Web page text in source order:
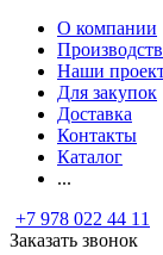
О компании
Наши
Для закупок
Доставка
Контакты
Каталог
...
+7 978 022 44 11
Заказать звонок